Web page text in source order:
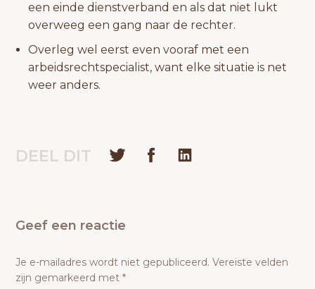
een einde dienstverband en als dat niet lukt
overweeg een gang naar de rechter.
Overleg wel eerst even vooraf met een
arbeidsrechtspecialist, want elke situatie is net
weer anders.
DEEL DIT
Geef een reactie
Je e-mailadres wordt niet gepubliceerd. Vereiste velden
zijn gemarkeerd met*